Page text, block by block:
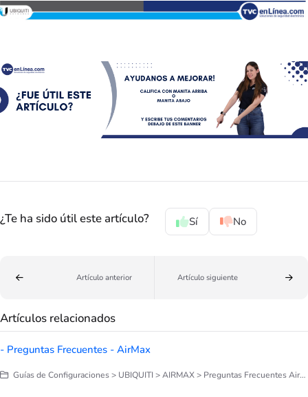
¿Te ha sido útil este artículo? Sí No
Artículo anterior Artículo siguiente
Artículos relacionados
- Preguntas Frecuentes - AirMax
Guías de Configuraciones > UBIQUITI > AIRMAX > Preguntas Frecuentes AirMax